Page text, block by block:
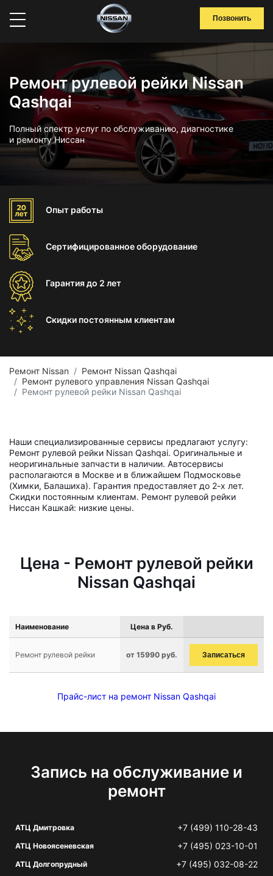
Позвонить
Ремонт рулевой рейки Nissan
Qashqai
Полный спектр услуг по обслуживанию, диагностике
и ремонту Ниссан
Опыт работы
Сертифицированноеоборудование
Гарантиядо 2 лет
Скидки постоянным клиентам
Ремонт Nissan
Ремонт Nissan Qashqai
Ремонт рулевого управления Nissan Qashqai
Ремонт рулевой рейки Nissan Qashqai
Наши специализированные сервисы предлагают услугу:
Ремонт рулевой рейки Nissan Qashqai. Оригинальные и
неоригинальные запчасти в наличии. Автосервисы
располагаются в Москве и в ближайшем Подмосковье
(Химки, Балашиха). Гарантия предоставляет до 2-х лет.
Скидки постоянным клиентам. Ремонт рулевой рейки
Ниссан Кашкай: низкие цены.
Цена - Ремонт рулевой рейки
Nissan Qashqai
Наименование Цена в Руб.
Ремонт рулевой рейки от 15990 руб. Записаться
Прайс-лист на ремонт Nissan Qashqai
Запись на обслуживание и
ремонт
АТЦ Дмитровка +7 (499) 110-28-43
АТЦ Новоясеневская +7 (495) 023-10-01
АТЦ Долгопрудный +7 (495) 032-08-22